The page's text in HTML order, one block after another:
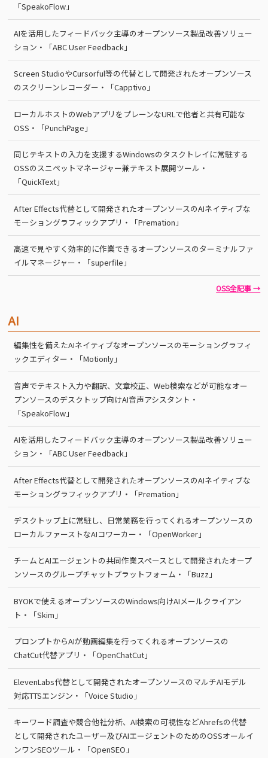
「SpeakoFlow」
AIを活用したフィードバック主導のオープンソース製品改善ソリュー
ション・「ABC User Feedback」
Screen StudioやCursorful等の代替として開発されたオープンソース
のスクリーンレコーダー・「Capptivo」
ローカルホストのWebアプリをプレーンなURLで他者と共有可能な
OSS・「PunchPage」
同じテキストの入力を支援するWindowsのタスクトレイに常駐する
OSSのスニペットマネージャー兼テキスト展開ツール・
「QuickText」
After Effects代替として開発されたオープンソースのAIネイティブな
モーショングラフィックアプリ・「Premation」
高速で見やすく効率的に作業できるオープンソースのターミナルファ
イルマネージャー・「superfile」
OSS全記事 →
AI
編集性を備えたAIネイティブなオープンソースのモーショングラフィ
ックエディター・「Motionly」
音声でテキスト入力や翻訳、文章校正、Web検索などが可能なオー
プンソースのデスクトップ向けAI音声アシスタント・
「SpeakoFlow」
AIを活用したフィードバック主導のオープンソース製品改善ソリュー
ション・「ABC User Feedback」
After Effects代替として開発されたオープンソースのAIネイティブな
モーショングラフィックアプリ・「Premation」
デスクトップ上に常駐し、日常業務を行ってくれるオープンソースの
ローカルファーストなAIコワーカー・「OpenWorker」
チームとAIエージェントの共同作業スペースとして開発されたオープ
ンソースのグループチャットプラットフォーム・「Buzz」
BYOKで使えるオープンソースのWindows向けAIメールクライアン
ト・「Skim」
プロンプトからAIが動画編集を行ってくれるオープンソースの
ChatCut代替アプリ・「OpenChatCut」
ElevenLabs代替として開発されたオープンソースのマルチAIモデル
対応TTSエンジン・「Voice Studio」
キーワード調査や競合他社分析、AI検索の可視性などAhrefsの代替
として開発されたユーザー及びAIエージェントのためのOSSオールイ
ンワンSEOツール・「OpenSEO」